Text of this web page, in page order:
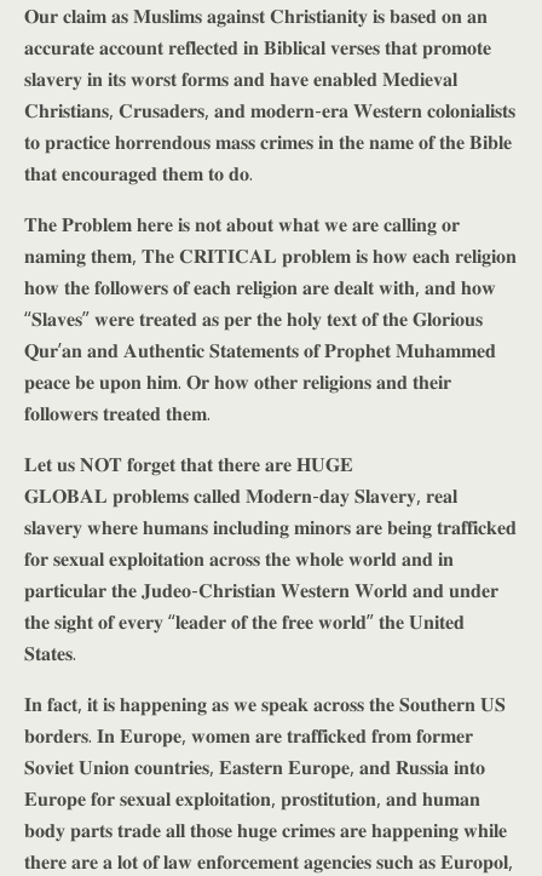
𝐎𝐮𝐫 𝐜𝐥𝐚𝐢𝐦 𝐚𝐬 𝐌𝐮𝐬𝐥𝐢𝐦𝐬 𝐚𝐠𝐚𝐢𝐧𝐬𝐭 𝐂𝐡𝐫𝐢𝐬𝐭𝐢𝐚𝐧𝐢𝐭𝐲 𝐢𝐬 𝐛𝐚𝐬𝐞𝐝 𝐨𝐧 𝐚𝐧
𝐚𝐜𝐜𝐮𝐫𝐚𝐭𝐞 𝐚𝐜𝐜𝐨𝐮𝐧𝐭 𝐫𝐞𝐟𝐥𝐞𝐜𝐭𝐞𝐝 𝐢𝐧 𝐁𝐢𝐛𝐥𝐢𝐜𝐚𝐥 𝐯𝐞𝐫𝐬𝐞𝐬 𝐭𝐡𝐚𝐭 𝐩𝐫𝐨𝐦𝐨𝐭𝐞
𝐬𝐥𝐚𝐯𝐞𝐫𝐲 𝐢𝐧 𝐢𝐭𝐬 𝐰𝐨𝐫𝐬𝐭 𝐟𝐨𝐫𝐦𝐬 𝐚𝐧𝐝 𝐡𝐚𝐯𝐞 𝐞𝐧𝐚𝐛𝐥𝐞𝐝 𝐌𝐞𝐝𝐢𝐞𝐯𝐚𝐥
𝐂𝐡𝐫𝐢𝐬𝐭𝐢𝐚𝐧𝐬, 𝐂𝐫𝐮𝐬𝐚𝐝𝐞𝐫𝐬, 𝐚𝐧𝐝 𝐦𝐨𝐝𝐞𝐫𝐧-𝐞𝐫𝐚 𝐖𝐞𝐬𝐭𝐞𝐫𝐧 𝐜𝐨𝐥𝐨𝐧𝐢𝐚𝐥𝐢𝐬𝐭𝐬
𝐭𝐨 𝐩𝐫𝐚𝐜𝐭𝐢𝐜𝐞 𝐡𝐨𝐫𝐫𝐞𝐧𝐝𝐨𝐮𝐬 𝐦𝐚𝐬𝐬 𝐜𝐫𝐢𝐦𝐞𝐬 𝐢𝐧 𝐭𝐡𝐞 𝐧𝐚𝐦𝐞 𝐨𝐟 𝐭𝐡𝐞 𝐁𝐢𝐛𝐥𝐞
𝐭𝐡𝐚𝐭 𝐞𝐧𝐜𝐨𝐮𝐫𝐚𝐠𝐞𝐝 𝐭𝐡𝐞𝐦 𝐭𝐨 𝐝𝐨.
𝐓𝐡𝐞 𝐏𝐫𝐨𝐛𝐥𝐞𝐦 𝐡𝐞𝐫𝐞 𝐢𝐬 𝐧𝐨𝐭 𝐚𝐛𝐨𝐮𝐭 𝐰𝐡𝐚𝐭 𝐰𝐞 𝐚𝐫𝐞 𝐜𝐚𝐥𝐥𝐢𝐧𝐠 𝐨𝐫
𝐧𝐚𝐦𝐢𝐧𝐠 𝐭𝐡𝐞𝐦, 𝐓𝐡𝐞 𝐂𝐑𝐈𝐓𝐈𝐂𝐀𝐋 𝐩𝐫𝐨𝐛𝐥𝐞𝐦 𝐢𝐬 𝐡𝐨𝐰 𝐞𝐚𝐜𝐡 𝐫𝐞𝐥𝐢𝐠𝐢𝐨𝐧
𝐡𝐨𝐰 𝐭𝐡𝐞 𝐟𝐨𝐥𝐥𝐨𝐰𝐞𝐫𝐬 𝐨𝐟 𝐞𝐚𝐜𝐡 𝐫𝐞𝐥𝐢𝐠𝐢𝐨𝐧 𝐚𝐫𝐞 𝐝𝐞𝐚𝐥𝐭 𝐰𝐢𝐭𝐡, 𝐚𝐧𝐝 𝐡𝐨𝐰
“𝐒𝐥𝐚𝐯𝐞𝐬” 𝐰𝐞𝐫𝐞 𝐭𝐫𝐞𝐚𝐭𝐞𝐝 𝐚𝐬 𝐩𝐞𝐫 𝐭𝐡𝐞 𝐡𝐨𝐥𝐲 𝐭𝐞𝐱𝐭 𝐨𝐟 𝐭𝐡𝐞 𝐆𝐥𝐨𝐫𝐢𝐨𝐮𝐬
𝐐𝐮𝐫’𝐚𝐧 𝐚𝐧𝐝 𝐀𝐮𝐭𝐡𝐞𝐧𝐭𝐢𝐜 𝐒𝐭𝐚𝐭𝐞𝐦𝐞𝐧𝐭𝐬 𝐨𝐟 𝐏𝐫𝐨𝐩𝐡𝐞𝐭 𝐌𝐮𝐡𝐚𝐦𝐦𝐞𝐝
𝐩𝐞𝐚𝐜𝐞 𝐛𝐞 𝐮𝐩𝐨𝐧 𝐡𝐢𝐦. 𝐎𝐫 𝐡𝐨𝐰 𝐨𝐭𝐡𝐞𝐫 𝐫𝐞𝐥𝐢𝐠𝐢𝐨𝐧𝐬 𝐚𝐧𝐝 𝐭𝐡𝐞𝐢𝐫
𝐟𝐨𝐥𝐥𝐨𝐰𝐞𝐫𝐬 𝐭𝐫𝐞𝐚𝐭𝐞𝐝 𝐭𝐡𝐞𝐦.
𝐋𝐞𝐭 𝐮𝐬 𝐍𝐎𝐓 𝐟𝐨𝐫𝐠𝐞𝐭 𝐭𝐡𝐚𝐭 𝐭𝐡𝐞𝐫𝐞 𝐚𝐫𝐞 𝐇𝐔𝐆𝐄
𝐆𝐋𝐎𝐁𝐀𝐋 𝐩𝐫𝐨𝐛𝐥𝐞𝐦𝐬 𝐜𝐚𝐥𝐥𝐞𝐝 𝐌𝐨𝐝𝐞𝐫𝐧-𝐝𝐚𝐲 𝐒𝐥𝐚𝐯𝐞𝐫𝐲, 𝐫𝐞𝐚𝐥
𝐬𝐥𝐚𝐯𝐞𝐫𝐲 𝐰𝐡𝐞𝐫𝐞 𝐡𝐮𝐦𝐚𝐧𝐬 𝐢𝐧𝐜𝐥𝐮𝐝𝐢𝐧𝐠 𝐦𝐢𝐧𝐨𝐫𝐬 𝐚𝐫𝐞 𝐛𝐞𝐢𝐧𝐠 𝐭𝐫𝐚𝐟𝐟𝐢𝐜𝐤𝐞𝐝
𝐟𝐨𝐫 𝐬𝐞𝐱𝐮𝐚𝐥 𝐞𝐱𝐩𝐥𝐨𝐢𝐭𝐚𝐭𝐢𝐨𝐧 𝐚𝐜𝐫𝐨𝐬𝐬 𝐭𝐡𝐞 𝐰𝐡𝐨𝐥𝐞 𝐰𝐨𝐫𝐥𝐝 𝐚𝐧𝐝 𝐢𝐧
𝐩𝐚𝐫𝐭𝐢𝐜𝐮𝐥𝐚𝐫 𝐭𝐡𝐞 𝐉𝐮𝐝𝐞𝐨-𝐂𝐡𝐫𝐢𝐬𝐭𝐢𝐚𝐧 𝐖𝐞𝐬𝐭𝐞𝐫𝐧 𝐖𝐨𝐫𝐥𝐝 𝐚𝐧𝐝 𝐮𝐧𝐝𝐞𝐫
𝐭𝐡𝐞 𝐬𝐢𝐠𝐡𝐭 𝐨𝐟 𝐞𝐯𝐞𝐫𝐲 “𝐥𝐞𝐚𝐝𝐞𝐫 𝐨𝐟 𝐭𝐡𝐞 𝐟𝐫𝐞𝐞 𝐰𝐨𝐫𝐥𝐝” 𝐭𝐡𝐞 𝐔𝐧𝐢𝐭𝐞𝐝
𝐒𝐭𝐚𝐭𝐞𝐬.
𝐈𝐧 𝐟𝐚𝐜𝐭, 𝐢𝐭 𝐢𝐬 𝐡𝐚𝐩𝐩𝐞𝐧𝐢𝐧𝐠 𝐚𝐬 𝐰𝐞 𝐬𝐩𝐞𝐚𝐤 𝐚𝐜𝐫𝐨𝐬𝐬 𝐭𝐡𝐞 𝐒𝐨𝐮𝐭𝐡𝐞𝐫𝐧 𝐔𝐒
𝐛𝐨𝐫𝐝𝐞𝐫𝐬. 𝐈𝐧 𝐄𝐮𝐫𝐨𝐩𝐞, 𝐰𝐨𝐦𝐞𝐧 𝐚𝐫𝐞 𝐭𝐫𝐚𝐟𝐟𝐢𝐜𝐤𝐞𝐝 𝐟𝐫𝐨𝐦 𝐟𝐨𝐫𝐦𝐞𝐫
𝐒𝐨𝐯𝐢𝐞𝐭 𝐔𝐧𝐢𝐨𝐧 𝐜𝐨𝐮𝐧𝐭𝐫𝐢𝐞𝐬, 𝐄𝐚𝐬𝐭𝐞𝐫𝐧 𝐄𝐮𝐫𝐨𝐩𝐞, 𝐚𝐧𝐝 𝐑𝐮𝐬𝐬𝐢𝐚 𝐢𝐧𝐭𝐨
𝐄𝐮𝐫𝐨𝐩𝐞 𝐟𝐨𝐫 𝐬𝐞𝐱𝐮𝐚𝐥 𝐞𝐱𝐩𝐥𝐨𝐢𝐭𝐚𝐭𝐢𝐨𝐧, 𝐩𝐫𝐨𝐬𝐭𝐢𝐭𝐮𝐭𝐢𝐨𝐧, 𝐚𝐧𝐝 𝐡𝐮𝐦𝐚𝐧
𝐛𝐨𝐝𝐲 𝐩𝐚𝐫𝐭𝐬 𝐭𝐫𝐚𝐝𝐞 𝐚𝐥𝐥 𝐭𝐡𝐨𝐬𝐞 𝐡𝐮𝐠𝐞 𝐜𝐫𝐢𝐦𝐞𝐬 𝐚𝐫𝐞 𝐡𝐚𝐩𝐩𝐞𝐧𝐢𝐧𝐠 𝐰𝐡𝐢𝐥𝐞
𝐭𝐡𝐞𝐫𝐞 𝐚𝐫𝐞 𝐚 𝐥𝐨𝐭 𝐨𝐟 𝐥𝐚𝐰 𝐞𝐧𝐟𝐨𝐫𝐜𝐞𝐦𝐞𝐧𝐭 𝐚𝐠𝐞𝐧𝐜𝐢𝐞𝐬 𝐬𝐮𝐜𝐡 𝐚𝐬 𝐄𝐮𝐫𝐨𝐩𝐨𝐥,